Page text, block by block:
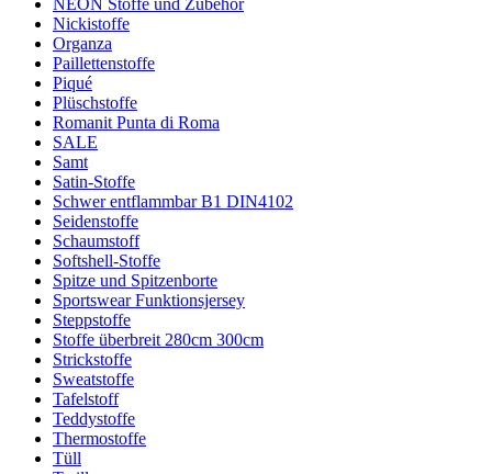
NEON Stoffe und Zubehör
Nickistoffe
Organza
Paillettenstoffe
Piqué
Plüschstoffe
Romanit Punta di Roma
SALE
Samt
Satin-Stoffe
Schwer entflammbar B1 DIN4102
Seidenstoffe
Schaumstoff
Softshell-Stoffe
Spitze und Spitzenborte
Sportswear Funktionsjersey
Steppstoffe
Stoffe überbreit 280cm 300cm
Strickstoffe
Sweatstoffe
Tafelstoff
Teddystoffe
Thermostoffe
Tüll